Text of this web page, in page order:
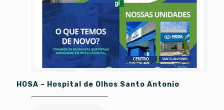
HOSA – Hospital de Olhos Santo Antonio